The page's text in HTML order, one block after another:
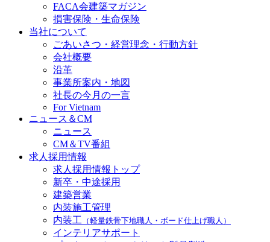
FACA会建築マガジン
損害保険・生命保険
当社について
ごあいさつ・経営理念・行動方針
会社概要
沿革
事業所案内・地図
社長の今月の一言
For Vietnam
ニュース＆CM
ニュース
CM＆TV番組
求人採用情報
求人採用情報トップ
新卒・中途採用
建築営業
内装施工管理
内装工 （軽量鉄骨下地職人・ボード仕上げ職人）
インテリアサポート